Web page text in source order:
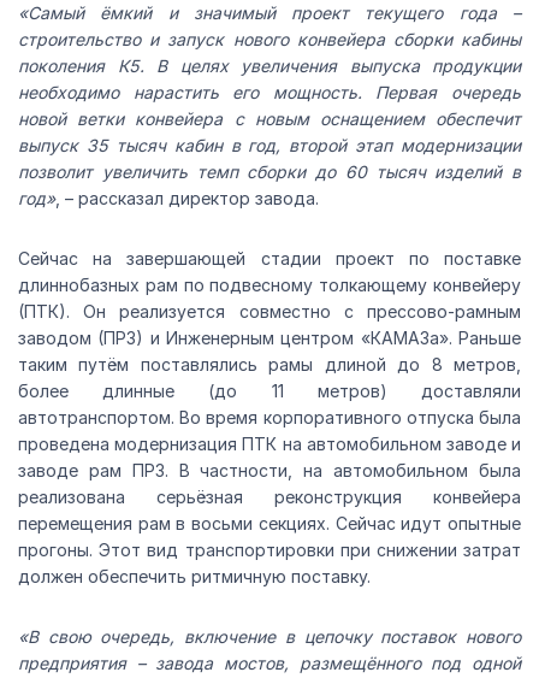
«Самый ёмкий и значимый проект текущего года –
строительство и запуск нового конвейера сборки кабины
поколения К5. В целях увеличения выпуска продукции
необходимо нарастить его мощность. Первая очередь
новой ветки конвейера с новым оснащением обеспечит
выпуск 35 тысяч кабин в год, второй этап модернизации
позволит увеличить темп сборки до 60 тысяч изделий в
год», – рассказал директор завода.
Сейчас на завершающей стадии проект по поставке
длиннобазных рам по подвесному толкающему конвейеру
(ПТК). Он реализуется совместно с прессово-рамным
заводом (ПРЗ) и Инженерным центром «КАМАЗа». Раньше
таким путём поставлялись рамы длиной до 8 метров,
более длинные (до 11 метров) доставляли
автотранспортом. Во время корпоративного отпуска была
проведена модернизация ПТК на автомобильном заводе и
заводе рам ПРЗ. В частности, на автомобильном была
реализована серьёзная реконструкция конвейера
перемещения рам в восьми секциях. Сейчас идут опытные
прогоны. Этот вид транспортировки при снижении затрат
должен обеспечить ритмичную поставку.
«В свою очередь, включение в цепочку поставок нового
предприятия – завода мостов, размещённого под одной